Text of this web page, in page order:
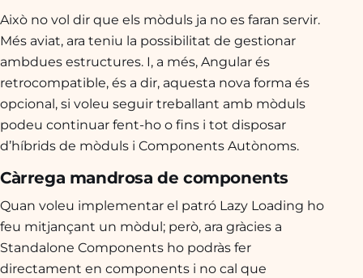
Això no vol dir que els mòduls ja no es faran servir.
Més aviat, ara teniu la possibilitat de gestionar
ambdues estructures. I, a més, Angular és
retrocompatible, és a dir, aquesta nova forma és
opcional, si voleu seguir treballant amb mòduls
podeu continuar fent-ho o fins i tot disposar
d’híbrids de mòduls i Components Autònoms.
Càrrega mandrosa de components
Quan voleu implementar el patró Lazy Loading ho
feu mitjançant un mòdul; però, ara gràcies a
Standalone Components ho podràs fer
directament en components i no cal que